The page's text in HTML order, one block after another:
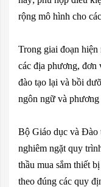
rộng mô hình cho
Trong giai đoạn
các địa phương, đơn
đào tạo lại và bồi
ngôn ngữ và phương
Bộ Giáo dục và Đào
nghiêm ngặt quy
thầu mua sắm thiết
theo đúng các quy